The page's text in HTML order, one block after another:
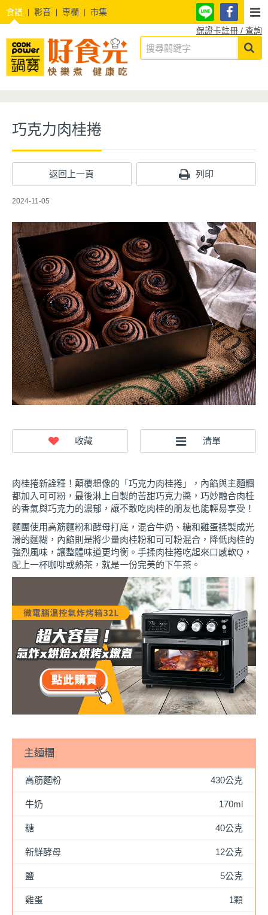
食譜 影音 專欄
市集
保證卡註冊 / 查詢
巧克力肉桂捲
返回上一頁 列印
2024-11-05
肉桂捲新詮釋！顛覆想像的「巧克力肉桂捲」，內餡與主麵糰
都加入可可粉，最後淋上自製的苦甜巧克力醬，巧妙融合肉桂
的香氣與巧克力的濃郁，讓不敢吃肉桂的朋友也能輕易享受！
麵團使用高筋麵粉和酵母打底，混合牛奶、糖和雞蛋揉製成光
滑的麵糊，內餡則是將少量肉桂粉和可可粉混合，降低肉桂的
強烈風味，讓整體味道更均衡。手揉肉桂捲吃起來口感軟Q，
配上一杯咖啡或熱茶，就是一份完美的下午茶。
主麵糰
高筋麵粉 430公克
牛奶 170ml
糖 40公克
新鮮酵母 12公克
鹽 5公克
雞蛋 1顆